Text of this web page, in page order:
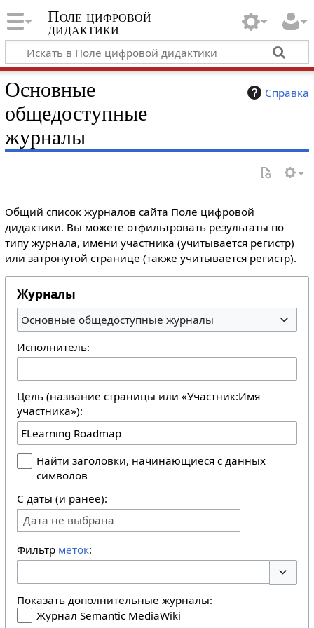
Поле цифровой
дидактики
Справка
Основные
общедоступные
журналы
Общий список журналов сайта Поле цифровой
дидактики. Вы можете отфильтровать результаты по
типу журнала, имени участника (учитывается регистр)
или затронутой странице (также учитывается регистр).
Журналы
Основные общедоступные журналы
Исполнитель:
Цель (название страницы или «Участник:Имя
участника»):
Найти заголовки, начинающиеся с данных
символов
С даты (и ранее):
Дата не выбрана
Фильтр меток:
Показать дополнительные журналы:
Журнал Semantic MediaWiki